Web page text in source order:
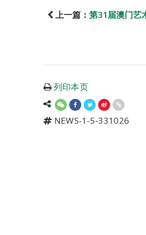
上一篇： 第31届澳门艺
列印本页
NEWS-1-5-331026